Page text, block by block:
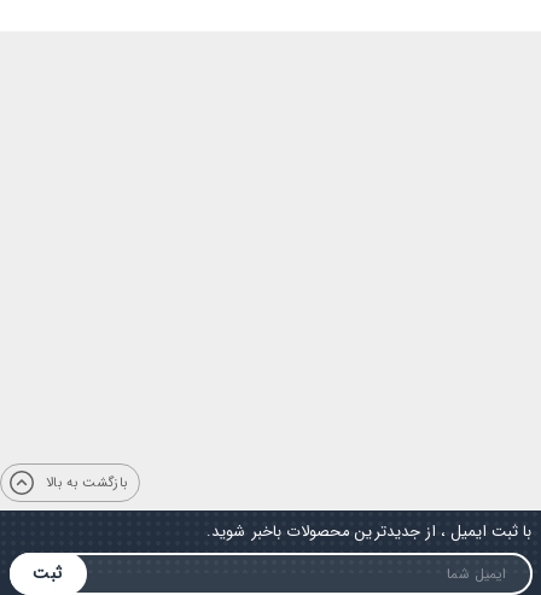
بازگشت به بالا
با ثبت ایمیل ، از جدیدترین محصولات باخبر شوید.
ثبت